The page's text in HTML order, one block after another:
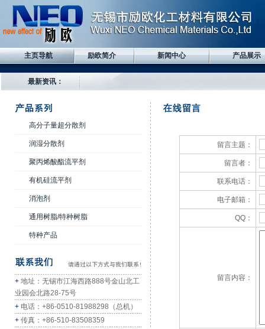
主页导航 励欧简介 新闻中心 产品展示
最新资讯：
高分子量超分散剂
润湿分散剂
聚丙烯酸酯流平剂
有机硅流平剂
消泡剂
通用树脂/特种树脂
特种产品
+ 地址：无锡市江海西路888号金山北工
业园会北路28-75号
+ 电话：+86-0510-81988298（总机）
+ 传真：+86-510-83508359
留言主题：
留言者：
联系电话：
电子邮箱：
QQ：
留言内容：